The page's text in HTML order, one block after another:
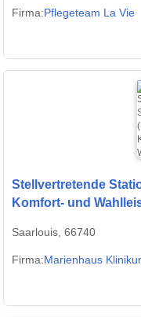
Firma:Pflegeteam La Vie
Stellvertretende
Komfort- und
Saarlouis, 66740
Firma:Marienhaus